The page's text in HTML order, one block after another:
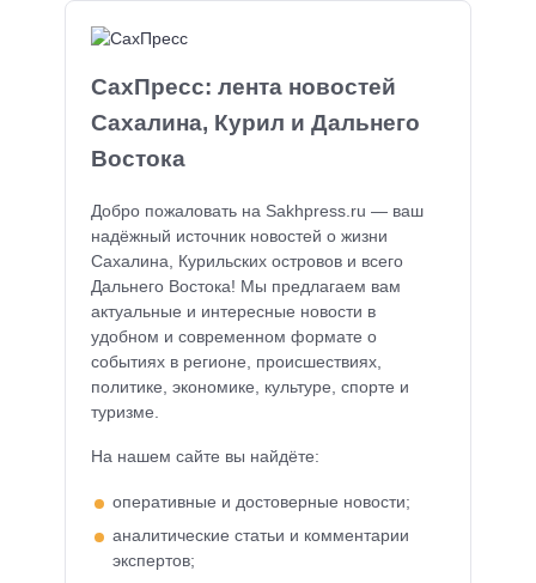
СахПресс: лента новостей
Сахалина, Курил и Дальнего
Востока
Добро пожаловать на Sakhpress.ru — ваш
надёжный источник новостей о жизни
Сахалина, Курильских островов и всего
Дальнего Востока! Мы предлагаем вам
актуальные и интересные новости в
удобном и современном формате о
событиях в регионе, происшествиях,
политике, экономике, культуре, спорте и
туризме.
На нашем сайте вы найдёте:
оперативные и достоверные новости;
аналитические статьи и комментарии
экспертов;